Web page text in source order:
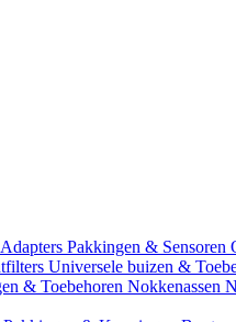
Pakkingen & Sensoren
Universele buizen &
& Toebehoren Nokkenassen